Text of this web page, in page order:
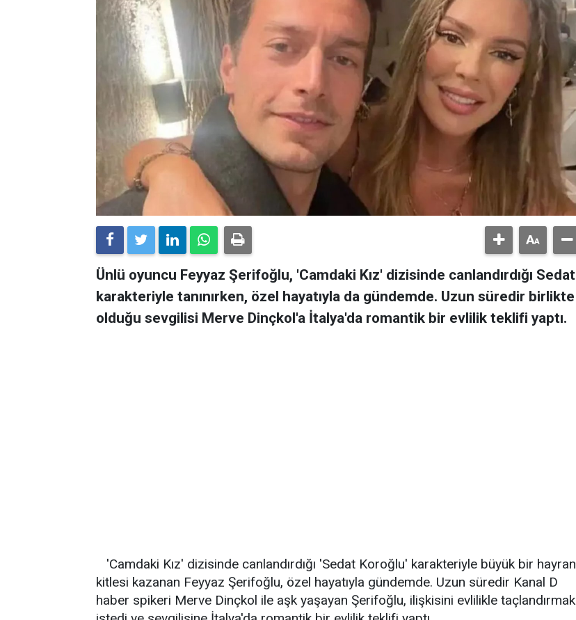
Ünlü oyuncu Feyyaz Şerifoğlu, 'Camdaki Kız' dizisinde canlandırdığı Sedat
karakteriyle tanınırken, özel hayatıyla da gündemde. Uzun süredir birlikte
olduğu sevgilisi Merve Dinçkol'a İtalya'da romantik bir evlilik teklifi yaptı.
'Camdaki Kız' dizisinde canlandırdığı 'Sedat Koroğlu' karakteriyle büyük bir hayran
kitlesi kazanan Feyyaz Şerifoğlu, özel hayatıyla gündemde. Uzun süredir Kanal D
haber spikeri Merve Dinçkol ile aşk yaşayan Şerifoğlu, ilişkisini evlilikle taçlandırmak